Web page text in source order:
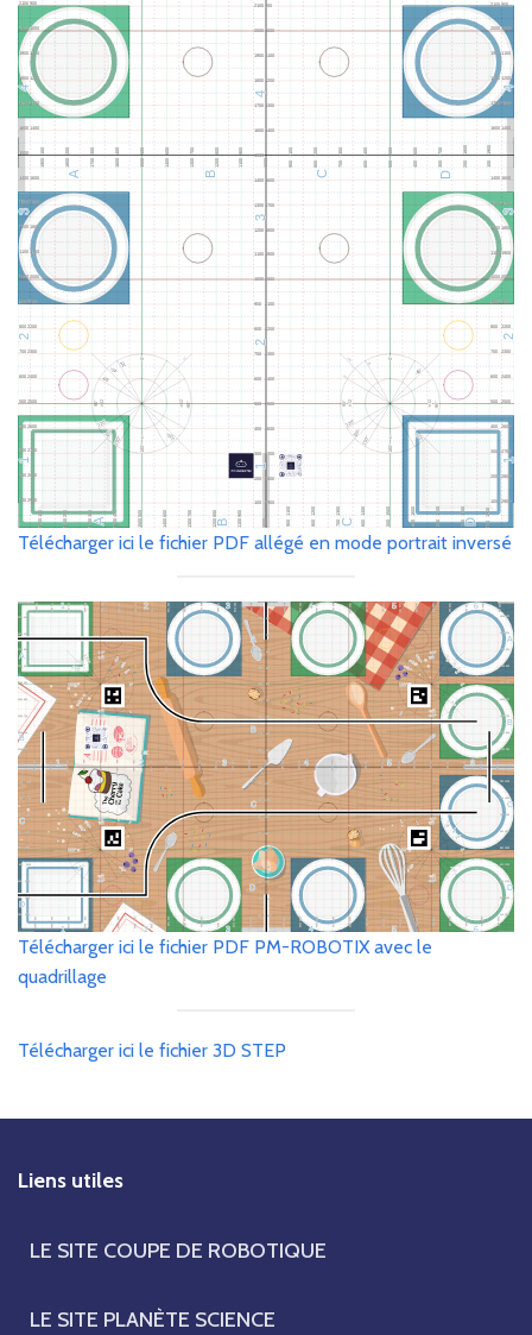
Télécharger ici le fichier PDF allégé en mode portrait inversé
Télécharger ici le fichier PDF PM-ROBOTIX avec le
quadrillage
Télécharger ici le fichier 3D STEP
Liens utiles
LE SITE COUPE DE ROBOTIQUE
LE SITE PLANÈTE SCIENCE